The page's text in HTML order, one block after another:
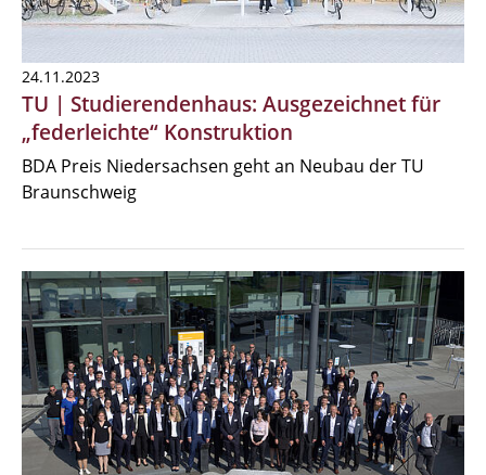
24.11.2023
TU | Studierendenhaus: Ausgezeichnet für
„federleichte“ Konstruktion
BDA Preis Niedersachsen geht an Neubau der TU
Braunschweig